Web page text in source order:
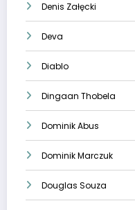
Denis Załęcki
Deva
Diablo
Dingaan Thobela
Dominik Abus
Dominik Marczuk
Douglas Souza